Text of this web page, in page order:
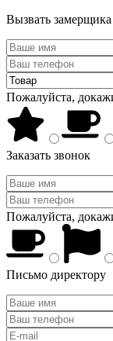
Вызвать замерщика
Пожалуйста,
Заказать звонок
Пожалуйста,
Письмо директору